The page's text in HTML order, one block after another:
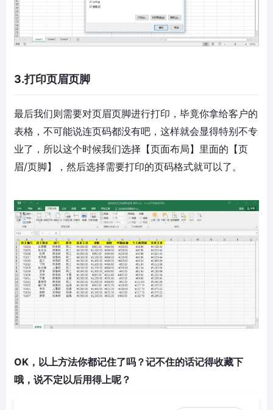
3.打印页眉页脚
最后我们则需要对页眉页脚进行打印，毕竟你拿给客户的
表格，不可能说连页码都没有吧，这样就会显得特别不专
业了，所以这个时候我们选择【页面布局】里面的【页
眉/页脚】，然后选择需要打印的页码格式就可以了。
OK，以上方法你都记住了吗？记不住的话记得收藏下
哦，说不定以后用得上呢？